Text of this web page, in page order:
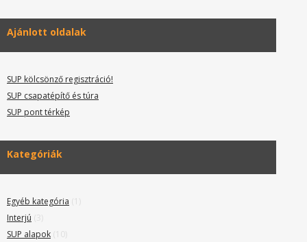
Ajánlott oldalak
SUP kölcsönző regisztráció!
SUP csapatépítő és túra
SUP pont térkép
Kategóriák
Egyéb kategória (1)
Interjú (3)
SUP alapok (10)